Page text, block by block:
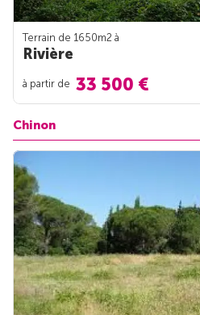
Terrain de 1650m2 à
Rivière
à partir de 33 500 €
Chinon